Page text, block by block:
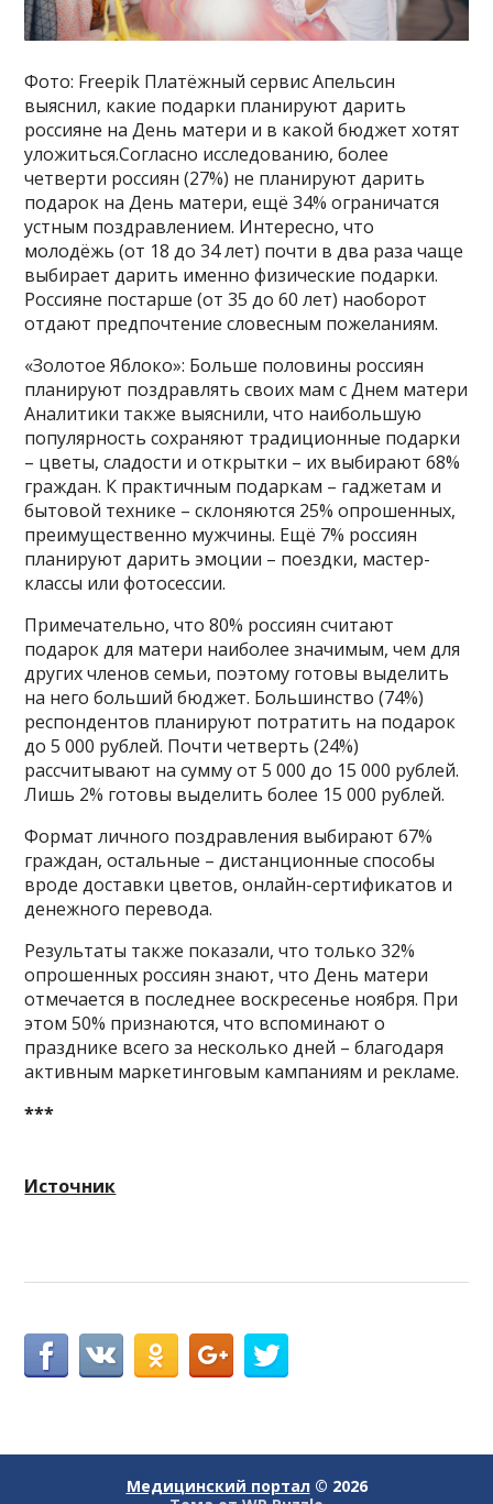
Фото: Freepik Платёжный сервис Апельсин
выяснил, какие подарки планируют дарить
россияне на День матери и в какой бюджет хотят
уложиться.Согласно исследованию, более
четверти россиян (27%) не планируют дарить
подарок на День матери, ещё 34% ограничатся
устным поздравлением. Интересно, что
молодёжь (от 18 до 34 лет) почти в два раза чаще
выбирает дарить именно физические подарки.
Россияне постарше (от 35 до 60 лет) наоборот
отдают предпочтение словесным пожеланиям.
«Золотое Яблоко»: Больше половины россиян
планируют поздравлять своих мам с Днем матери
Аналитики также выяснили, что наибольшую
популярность сохраняют традиционные подарки
– цветы, сладости и открытки – их выбирают 68%
граждан. К практичным подаркам – гаджетам и
бытовой технике – склоняются 25% опрошенных,
преимущественно мужчины. Ещё 7% россиян
планируют дарить эмоции – поездки, мастер-
классы или фотосессии.
Примечательно, что 80% россиян считают
подарок для матери наиболее значимым, чем для
других членов семьи, поэтому готовы выделить
на него больший бюджет. Большинство (74%)
респондентов планируют потратить на подарок
до 5 000 рублей. Почти четверть (24%)
рассчитывают на сумму от 5 000 до 15 000 рублей.
Лишь 2% готовы выделить более 15 000 рублей.
Формат личного поздравления выбирают 67%
граждан, остальные – дистанционные способы
вроде доставки цветов, онлайн-сертификатов и
денежного перевода.
Результаты также показали, что только 32%
опрошенных россиян знают, что День матери
отмечается в последнее воскресенье ноября. При
этом 50% признаются, что вспоминают о
празднике всего за несколько дней – благодаря
активным маркетинговым кампаниям и рекламе.
***
Источник
Медицинский портал© 2026